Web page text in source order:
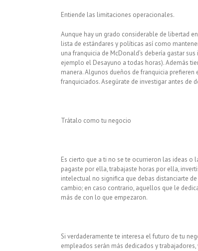
Entiende las limitaciones operacionales.
Aunque hay un grado considerable de libertad
lista de estándares y políticas así como
una franquicia de McDonald’s debería gastar
ejemplo el Desayuno a todas horas). Además
manera. Algunos dueños de franquicia
franquiciados. Asegúrate de investigar antes de
Trátalo como tu negocio
Es cierto que a ti no se te ocurrieron las ideas o
pagaste por ella, trabajaste horas por ella,
intelectual no significa que debas distanciarte
cambio; en caso contrario, aquellos que le
más de con lo que empezaron.
Si verdaderamente te interesa el futuro de tu
empleados serán más dedicados y